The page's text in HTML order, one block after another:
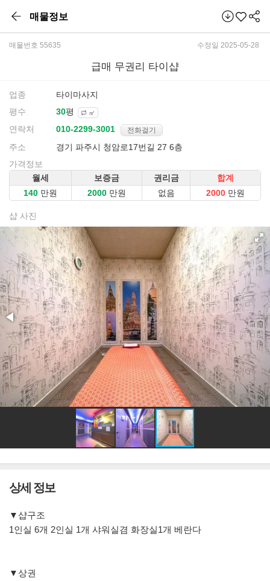
매물정보
매물번호 55635 수정일 2025-05-28
급매 무권리 타이샵
업종
타이마사지
평수
평 ㎡
연락처 전화걸기
주소
경기 파주시 청암로17번길 27 6층
가격정보
월세
보증금 권리금
합계
만원
만원 없음 만원
샵 사진
상세 정보
▼샵구조
1인실 6개 2인실 1개 샤워실겸 화장실1개 베란다
▼상권